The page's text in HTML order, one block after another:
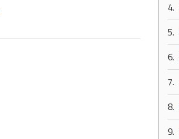
4.
5.
6.
7.
8.
9.